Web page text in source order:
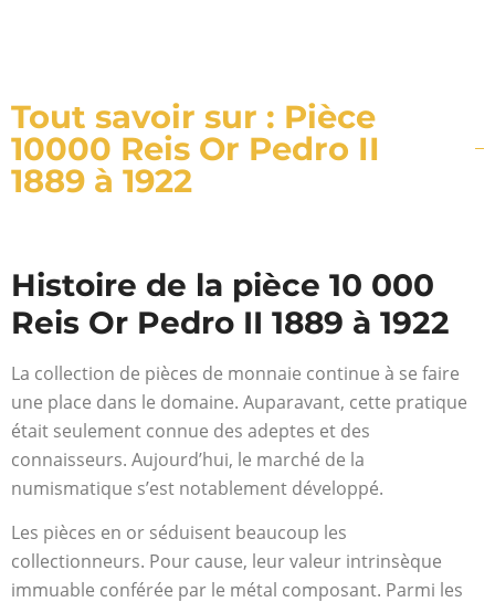
Tout savoir sur : Pièce
10000 Reis Or Pedro II
1889 à 1922
Histoire de la pièce 10 000
Reis Or Pedro II 1889 à 1922
La collection de pièces de monnaie continue à se faire
une place dans le domaine. Auparavant, cette pratique
était seulement connue des adeptes et des
connaisseurs. Aujourd’hui, le marché de la
numismatique s’est notablement développé.
Les pièces en or séduisent beaucoup les
collectionneurs. Pour cause, leur valeur intrinsèque
immuable conférée par le métal composant. Parmi les